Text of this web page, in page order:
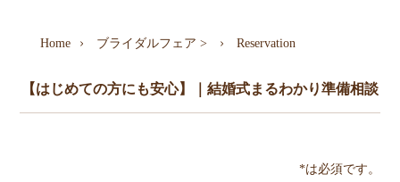
Home ブライダルフェア > Reservation
*は必須です。